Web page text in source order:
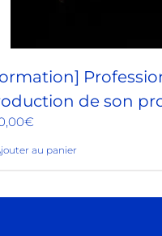
de son
€
au panier